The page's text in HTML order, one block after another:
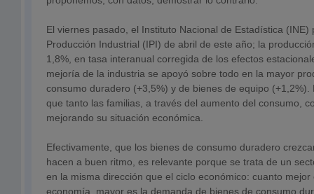
El viernes pasado, el Instituto Nacional de Estadística (INE)
Producción Industrial (IPI) de abril de este año; la
1,8%, en tasa interanual corregida de los efectos
mejoría de la industria se apoyó sobre todo en la mayor
consumo duradero (+3,5%) y de bienes de equipo (+1,2%).
que tanto las familias, a través del aumento del consumo,
mejorando su situación económica.
Efectivamente, que los bienes de consumo duradero
hacen a buen ritmo, es relevante porque se trata de un
en la misma dirección que el ciclo económico: cuanto
economía, mayor es la demanda de bienes de consumo